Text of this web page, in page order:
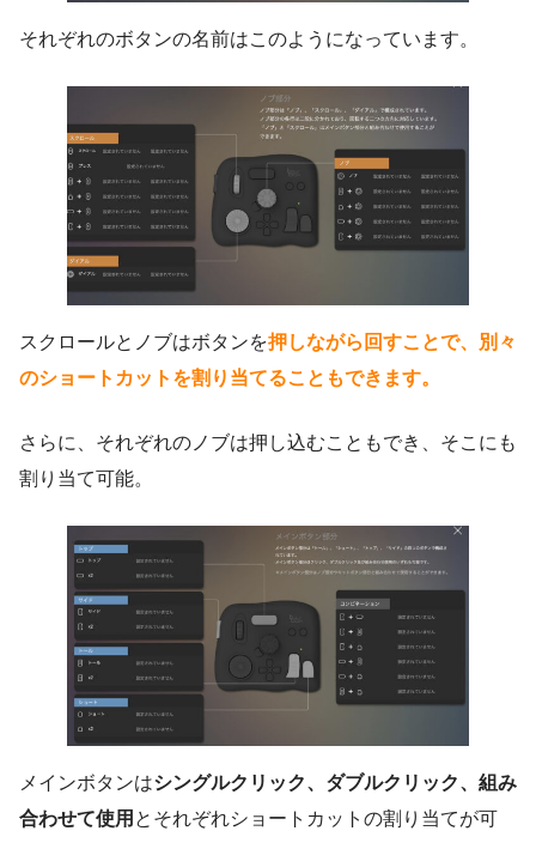
それぞれのボタンの名前はこのようになっています。
スクロールとノブはボタンを押しながら回すことで、別々
のショートカットを割り当てることもできます。
さらに、それぞれのノブは押し込むこともでき、そこにも
割り当て可能。
メインボタンはシングルクリック、ダブルクリック、組み
合わせて使用 とそれぞれショートカットの割り当てが可